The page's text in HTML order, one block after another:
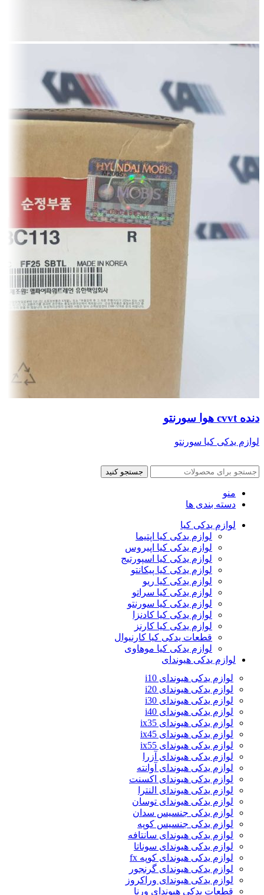
دنده cvvt هوا سورنتو
لوازم یدکی کیا سورنتو
جستجو کنید
منو
دسته بندی ها
لوازم یدکی کیا
لوازم یدکی کیا اپتیما
لوازم یدکی کیا اپیروس
لوازم یدکی کیا اسپورتیج
لوازم یدکی کیا پیکانتو
لوازم یدکی کیا ریو
لوازم یدکی کیا سراتو
لوازم یدکی کیا سورنتو
لوازم یدکی کیا کادنزا
لوازم یدکی کیا کارنز
قطعات یدکی کیا کارنیوال
لوازم یدکی کیا موهاوی
لوازم یدکی هیوندای
لوازم یدکی هیوندای i10
لوازم یدکی هیوندای i20
لوازم یدکی هیوندای i30
لوازم یدکی هیوندای i40
لوازم یدکی هیوندای ix35
لوازم یدکی هیوندای ix45
لوازم یدکی هیوندای ix55
لوازم یدکی هیوندای آزرا
لوازم یدکی هیوندای آوانته
لوازم یدکی هیوندای اکسنت
لوازم یدکی هیوندای النترا
لوازم یدکی هیوندای توسان
لوازم یدکی جنسیس سدان
لوازم یدکی جنسیس کوپه
لوازم یدکی هیوندای سانتافه
لوازم یدکی هیوندای سوناتا
لوازم یدکی هیوندای کوپه fx
لوازم یدکی هیوندای گرنجور
لوازم یدکی هیوندای وراکروز
قطعات یدکی هیوندای ورنا